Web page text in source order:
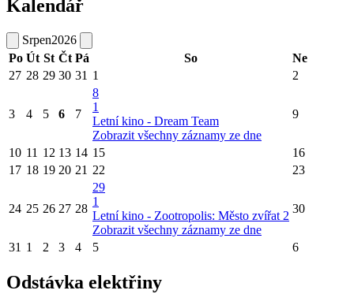
Kalendář
Srpen2026
Po Út St Čt Pá So
Ne
27 28 29 30 31 1 2
3 4 5 6 7
8
1
Letní kino - Dream Team
Zobrazit všechny záznamy ze dne
9
10 11 12 13 14 15
16
17 18 19 20 21 22 23
24 25 26 27 28
29
1
Letní kino - Zootropolis: Město zvířat 2
Zobrazit všechny záznamy ze dne
30
31 1 2 3 4 5 6
Odstávka elektřiny